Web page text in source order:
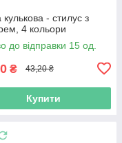
кулькова - стилус з
4 кольори
до відправки 15 од.
₴ 43,20 ₴
Купити